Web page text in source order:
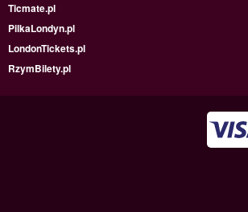
Ticmate.pl
PilkaLondyn.pl
LondonTickets.pl
RzymBilety.pl